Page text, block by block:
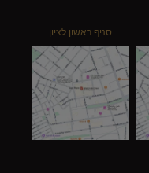
סניף ראשון לציון